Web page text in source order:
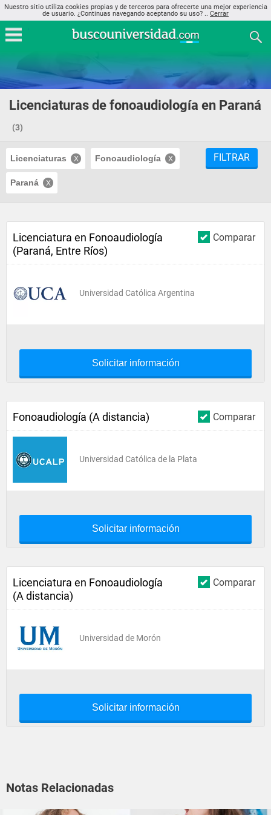
Nuestro sitio utiliza cookies propias y de terceros para ofrecerte una mejor experiencia
de usuario. ¿Continuas navegando aceptando su uso? .. Cerrar
Licenciaturas de fonoaudiología en Paraná
(3)
Licenciaturas Fonoaudiología
Paraná
FILTRAR
Comparar
Licenciatura en Fonoaudiología
(Paraná, Entre Ríos)
Universidad Católica Argentina
Solicitar información
Comparar
Fonoaudiología (A distancia)
Universidad Católica de la Plata
Solicitar información
Comparar
Licenciatura en Fonoaudiología
(A distancia)
Universidad de Morón
Solicitar información
Notas Relacionadas